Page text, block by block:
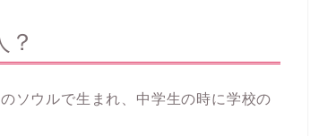
ソウルで生まれ、中学生の時に学校の